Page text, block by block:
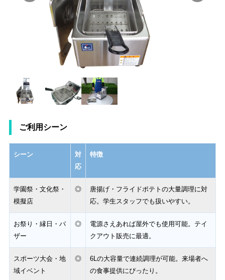
ご利用シーン
シーン
対
応
特徴
学園祭・文化祭・
模擬店
◎
唐揚げ・フライドポテトの大量調理に対
応。学生スタッフでも扱いやすい。
お祭り・縁日・バ
ザー
◎
電源さえあれば屋外でも使用可能。テイ
クアウト販売に最適。
スポーツ大会・地
域イベント
◎
6Lの大容量で連続調理が可能。来場者へ
の食事提供にぴったり。